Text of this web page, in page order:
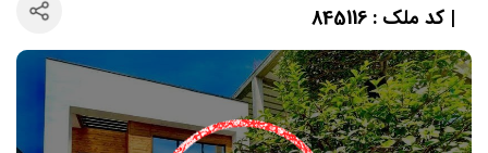
| کد ملک : 845116